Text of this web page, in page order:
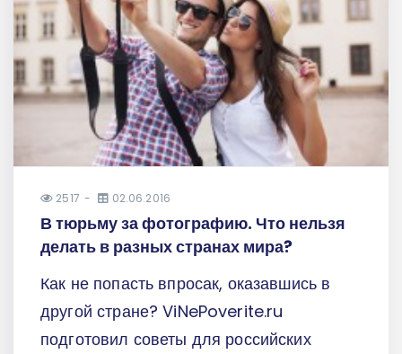
2517 02.06.2016
В тюрьму за фотографию. Что нельзя
делать в разных странах мира?
Как не попасть впросак, оказавшись в
другой стране? ViNePoverite.ru
подготовил советы для российских